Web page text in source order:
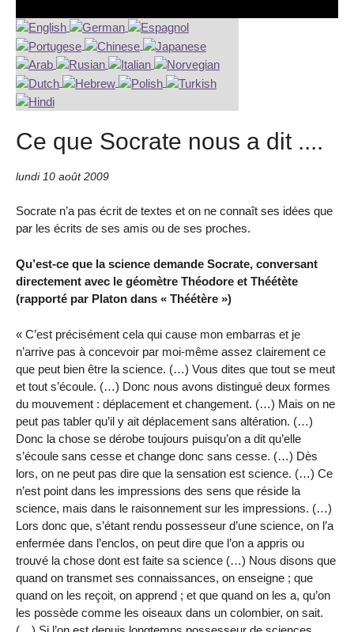
Ce que Socrate nous a dit ....
lundi 10 août 2009
Socrate n’a pas écrit de textes et on ne connaît ses idées que
par les écrits de ses amis ou de ses proches.
Qu’est-ce que la science demande Socrate, conversant
directement avec le géomètre Théodore et Théétète
(rapporté par Platon dans « Théétère »)
« C’est précisément cela qui cause mon embarras et je
n’arrive pas à concevoir par moi-même assez clairement ce
que peut bien être la science. (…) Vous dites que tout se meut
et tout s’écoule. (…) Donc nous avons distingué deux formes
du mouvement : déplacement et changement. (…) Mais on ne
peut pas tabler qu’il y ait déplacement sans altération. (…)
Donc la chose se dérobe toujours puisqu’on a dit qu’elle
s’écoule sans cesse et change donc sans cesse. (…) Dès
lors, on ne peut pas dire que la sensation est science. (…) Ce
n’est point dans les impressions des sens que réside la
science, mais dans le raisonnement sur les impressions. (…)
Lors donc que, s’étant rendu possesseur d’une science, on l’a
enfermée dans l’enclos, on peut dire que l’on a appris ou
trouvé la chose dont est faite sa science (…) Nous disons que
quand on transmet ses connaissances, on enseigne ; que
quand on les reçoit, on apprend ; et que quand on les a, qu’on
les possède comme les oiseaux dans un colombier, on sait.